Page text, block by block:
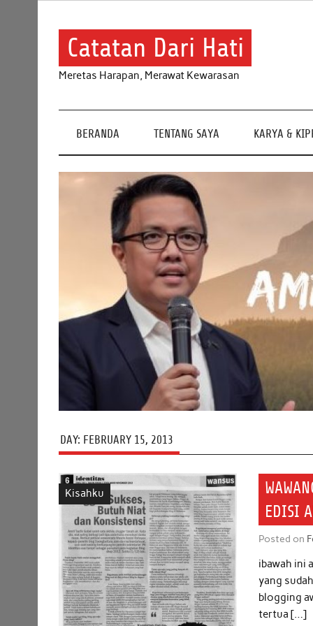
Catatan Dari Hati
Meretas Harapan, Merawat Kewarasan
BERANDA TENTANG SAYA KARYA &
DAY: FEBRUARY 15, 2013
Kisahku
EDISI
Posted on
ibawah ini
yang
blogging
tertua […]